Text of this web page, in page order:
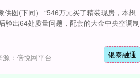
供图(下同） “546万元买了精装现房，本想
验出64处质量问题，配套的大金中央空调制
银泰融通
源：倍悦网平台